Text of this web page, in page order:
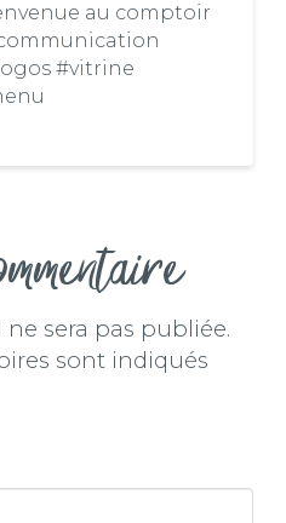
au comptoir
#vitrine
sera pas publiée.
sont indiqués